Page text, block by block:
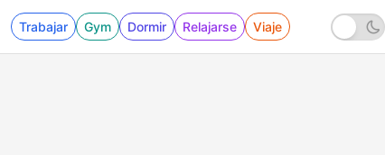
Trabajar Gym Dormir Relajarse Viaje